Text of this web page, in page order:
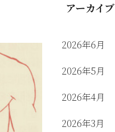
アーカイブ
2026年6月
2026年5月
2026年4月
2026年3月